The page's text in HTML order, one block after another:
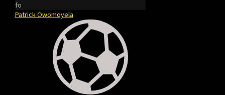
fo
Patrick Owomoyela